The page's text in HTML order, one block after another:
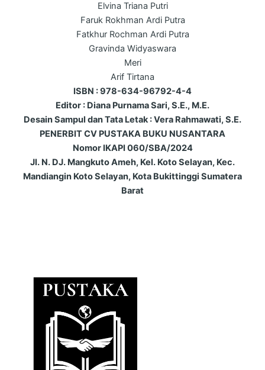
Elvina Triana Putri
Faruk Rokhman Ardi Putra
Fatkhur Rochman Ardi Putra
Gravinda Widyaswara
Meri
Arif Tirtana
ISBN : 978-634-96792-4-4
Editor : Diana Purnama Sari, S.E., M.E.
Desain Sampul dan Tata Letak : Vera Rahmawati, S.E.
PENERBIT CV PUSTAKA BUKU NUSANTARA
Nomor IKAPI 060/SBA/2024
Jl. N. DJ. Mangkuto Ameh, Kel. Koto Selayan, Kec.
Mandiangin Koto Selayan, Kota Bukittinggi Sumatera
Barat